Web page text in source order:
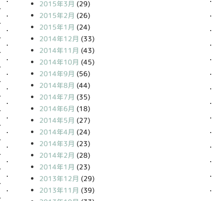
2015年3月 (29)
2015年2月 (26)
2015年1月 (24)
2014年12月 (33)
2014年11月 (43)
2014年10月 (45)
2014年9月 (56)
2014年8月 (44)
2014年7月 (35)
2014年6月 (18)
2014年5月 (27)
2014年4月 (24)
2014年3月 (23)
2014年2月 (28)
2014年1月 (23)
2013年12月 (29)
2013年11月 (39)